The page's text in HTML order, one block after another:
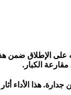
على الإطلاق ضمن
الكبار.
هذا الأداء